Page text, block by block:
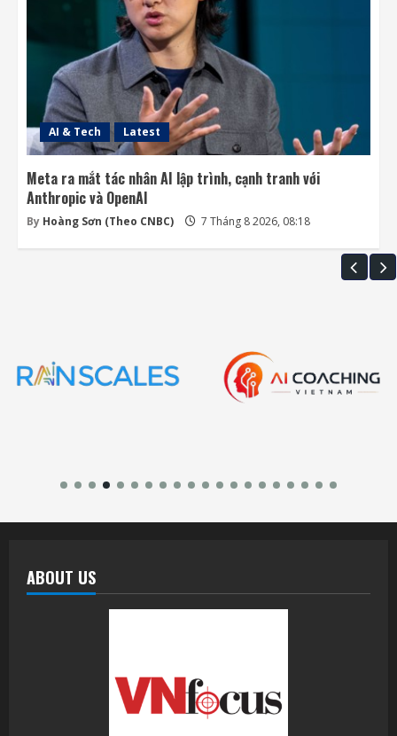
AI & Tech Latest
Meta ra mắt tác nhân AI lập trình, cạnh tranh với
Anthropic và OpenAI
By Hoàng Sơn (Theo CNBC) 7 Tháng 8 2026, 08:18
ABOUT US